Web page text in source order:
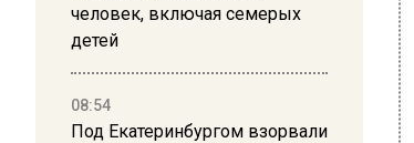
человек, включая семерых
детей
08:54
Под Екатеринбургом взорвали